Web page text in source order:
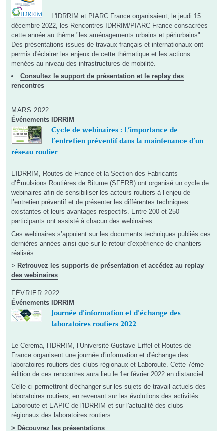
L'IDRRIM et PIARC France organisaient, le jeudi 15
décembre 2022, les Rencontres IDRRIM/PIARC France consacrées
cette année au thème "les aménagements urbains et périurbains".
Des présentations issues de travaux français et internationaux ont
permis d'éclairer les enjeux de cette thématique et les actions
menées au niveau des infrastructures de mobilité.
Consultez le support de présentation et le replay des
rencontres
MARS 2022
Événements IDRRIM
Cycle de webinaires : L’importance de
l’entretien préventif dans la maintenance d’un
réseau routier
L’IDRRIM, Routes de France et la Section des Fabricants
d’Émulsions Routières de Bitume (SFERB) ont organisé un cycle de
webinaires afin de sensibiliser les acteurs routiers à l’enjeu de
l’entretien préventif et de présenter les différentes techniques
existantes et leurs avantages respectifs. Entre 200 et 250
participants ont assisté à chacun des webinaires.
Ces webinaires s’appuient sur les documents techniques publiés ces
dernières années ainsi que sur le retour d’expérience de chantiers
réalisés.
> Retrouvez les supports de présentation et accédez au replay
des webinaires
FÉVRIER 2022
Événements IDRRIM
Journée d'information et d'échange des
laboratoires routiers 2022
Le Cerema, l’IDRRIM, l’Université Gustave Eiffel et Routes de
France organisent une journée d'information et d'échange des
laboratoires routiers des clubs régionaux et Laboroute. Cette 7ème
édition de ces rencontres aura lieu le 1er février 2022 en distanciel.
Celle-ci permettront d'échanger sur les sujets de travail actuels des
laboratoires routiers, en revenant sur les évolutions des activités
Laboroute et EAPIC de l'IDRRIM et sur l'actualité des clubs
régionaux des laboratoires routiers.
> Découvrez les présentations